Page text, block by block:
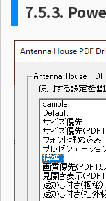
7.5.3.